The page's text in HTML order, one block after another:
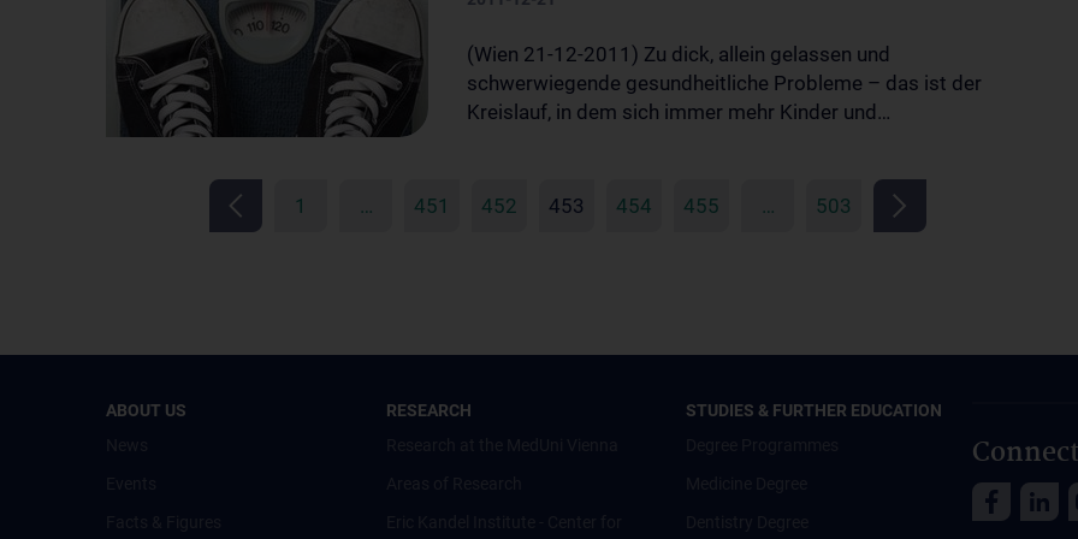
(Wien 21-12-2011) Zu dick, allein gelassen und
schwerwiegende gesundheitliche Probleme – das ist der
Kreislauf, in dem sich immer mehr Kinder und…
1 … 451 452 453 454 455 … 503
ABOUT US
RESEARCH
STUDIES & FURTHER EDUCATION